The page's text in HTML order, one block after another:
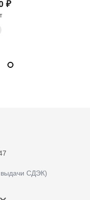
₽
выдачи СДЭК)